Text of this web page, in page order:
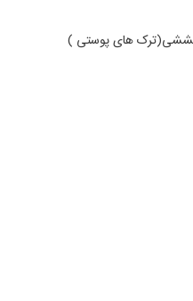
کششی(ترک های پوستی )